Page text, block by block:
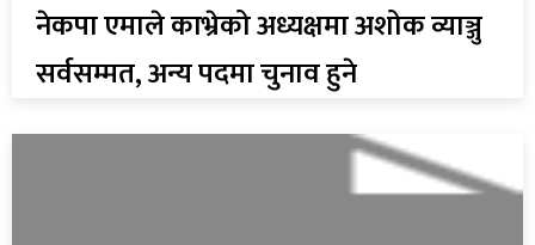
नेकपा एमाले काभ्रेको अध्यक्षमा अशोक व्याञ्जु
सर्वसम्मत, अन्य पदमा चुनाव हुने